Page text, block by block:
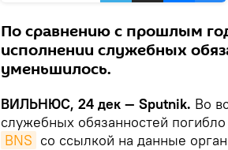
По сравнению с прошлым
исполнении служебных
уменьшилось.
ВИЛЬНЮС, 24 дек — Sputnik. Во
служебных обязанностей
BNS со ссылкой на данные